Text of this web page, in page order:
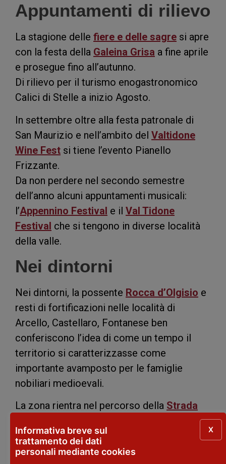
Appuntamenti di rilievo
La stagione delle fiere e delle sagre si apre
con la festa della Galeina Grisa a fine aprile
e prosegue fino all’autunno.
Di rilievo per il turismo enogastronomico
Calici di Stelle a inizio Agosto.
In settembre oltre alla festa patronale di
San Maurizio e nell’ambito del Valtidone
Wine Fest si tiene l’evento Pianello
Frizzante.
Da non perdere nel secondo semestre
dell’anno alcuni appuntamenti musicali:
l’Appennino Festival e il Val Tidone
Festival che si tengono in diverse località
della valle.
Nei dintorni
Nei dintorni, la possente Rocca d’Olgisio e
resti di fortificazioni nelle località di
Arcello, Castellaro, Fontanese ben
conferiscono l’idea di come un tempo il
territorio si caratterizzasse come
importante avamposto per le famiglie
nobiliari medioevali.
La zona rientra nel percorso della Strada
Informativa breve sul
trattamento dei dati
personali mediante cookies
X